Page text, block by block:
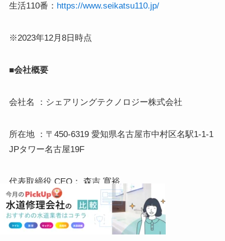
生活110番： https://www.seikatsu110.jp/
※2023年12月8日時点
■会社概要
会社名 ：シェアリングテクノロジー株式会社
所在地 ：〒450-6319 愛知県名古屋市中村区名駅1-1-1
JPタワー名古屋19F
代表取締役 CEO： 森吉 寛裕
設 立 ：2006年11月24日